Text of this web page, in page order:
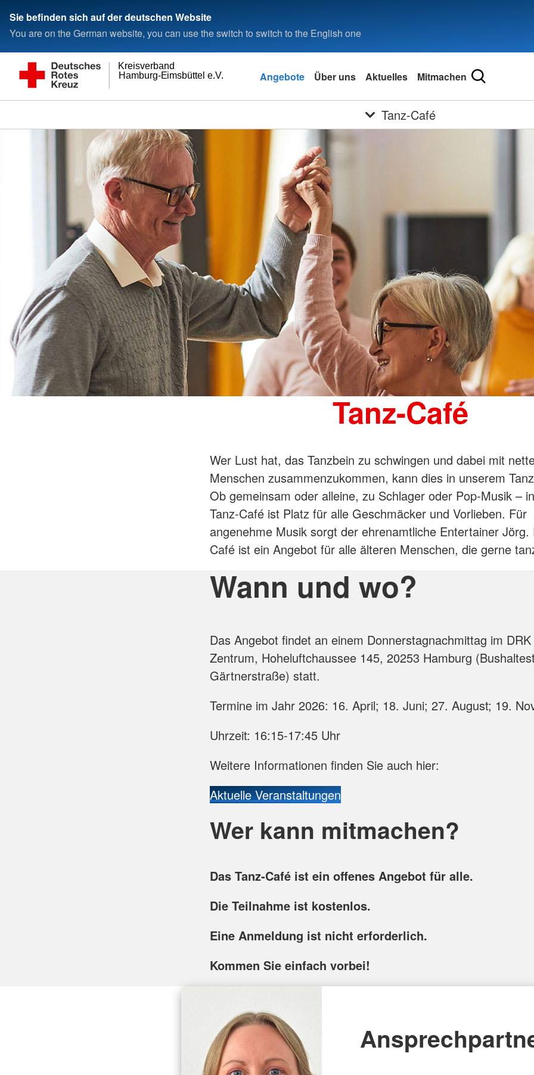
Sie befinden sich auf der deutschen Website
You are on the German website, you can use the switch to switch to the English one
Hamburg-Eimsbüttel e.V.
Kreisverband
Angebote Über uns Aktuelles Mitmachen
Tanz-Café
Tanz-Café
Wer Lust hat, das Tanzbein zu schwingen und dabei mit
Menschen zusammenzukommen, kann dies in unserem
Ob gemeinsam oder alleine, zu Schlager oder Pop-Musik –
Tanz-Café ist Platz für alle Geschmäcker und Vorlieben. Für
angenehme Musik sorgt der ehrenamtliche Entertainer Jörg.
Café ist ein Angebot für alle älteren Menschen, die gerne
Wann und wo?
Das Angebot findet an einem Donnerstagnachmittag im
Zentrum, Hoheluftchaussee 145, 20253 Hamburg
Gärtnerstraße) statt.
Termine im Jahr 2026: 16. April; 18. Juni; 27. August; 19.
Uhrzeit: 16:15-17:45 Uhr
Weitere Informationen finden Sie auch hier:
Aktuelle Veranstaltungen
Wer kann mitmachen?
Das Tanz-Café ist ein offenes Angebot für alle.
Die Teilnahme ist kostenlos.
Eine Anmeldung ist nicht erforderlich.
Kommen Sie einfach vorbei!